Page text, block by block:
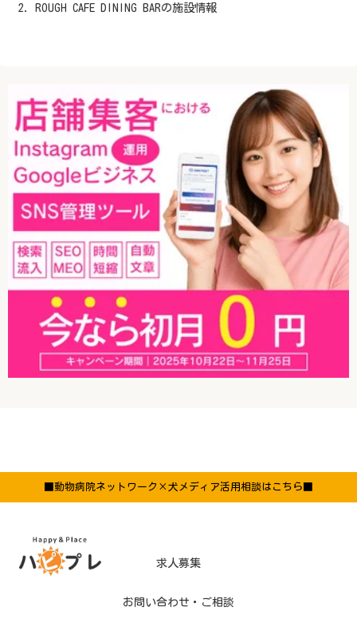
ROUGH CAFE DINING BARの施設情報
■動物病院ネットワーク×犬メディア活用相談はこちら■
求人募集
お問い合わせ・ご相談